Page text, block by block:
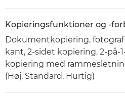
Kopieringsfunktioner og -
Dokumentkopiering,
kant, 2-sidet kopiering, 2-på-
kopiering med
(Høj, Standard, Hurtig)